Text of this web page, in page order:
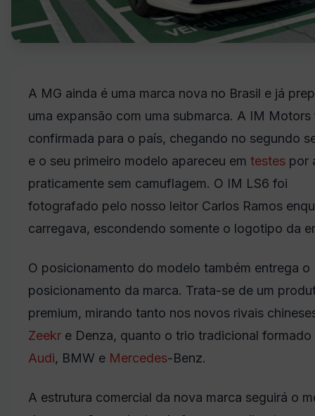
A MG ainda é uma marca nova no Brasil e já
uma expansão com uma submarca. A IM Motors
confirmada para o país, chegando no segundo
e o seu primeiro modelo apareceu em testes por
praticamente sem camuflagem. O IM LS6 foi
fotografado pelo nosso leitor Carlos Ramos
carregava, escondendo somente o logotipo da
O posicionamento do modelo também entrega o
posicionamento da marca. Trata-se de um
premium, mirando tanto nos novos rivais
Zeekr e Denza, quanto o trio tradicional formado
Audi, BMW e Mercedes-Benz.
A estrutura comercial da nova marca seguirá o